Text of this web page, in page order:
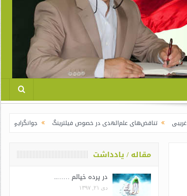
تناقض‌های علم‌الهدی در خصوص فیلترینگ جوانگرایی به سبک وزرای
مقاله / یادداشت
در پرده خیالم ……..
دی ۲۱, ۱۳۹۷